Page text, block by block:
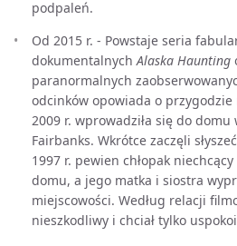
podpaleń.
Od 2015 r. - Powstaje seria
dokumentalnychAlaska Haunting
paranormalnych
odcinków opowiada o
2009 r. wprowadziła się do
Fairbanks. Wkrótce zaczęli
1997 r. pewien chłopak
domu, a jego matka i siostra
miejscowości. Według relacji
nieszkodliwy i chciał tylko